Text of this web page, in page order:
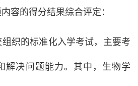
容的得分结果综合评定：
织的标准化入学考试，主要考
解决问题能力。其中，生物学